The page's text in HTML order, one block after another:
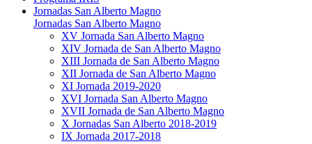
Jornadas San Alberto Magno
Jornadas San Alberto Magno
XV Jornada San Alberto Magno
XIV Jornada de San Alberto Magno
XIII Jornada de San Alberto Magno
XII Jornada de San Alberto Magno
XI Jornada 2019-2020
XVI Jornada San Alberto Magno
XVII Jornada de San Alberto Magno
X Jornadas San Alberto 2018-2019
IX Jornada 2017-2018